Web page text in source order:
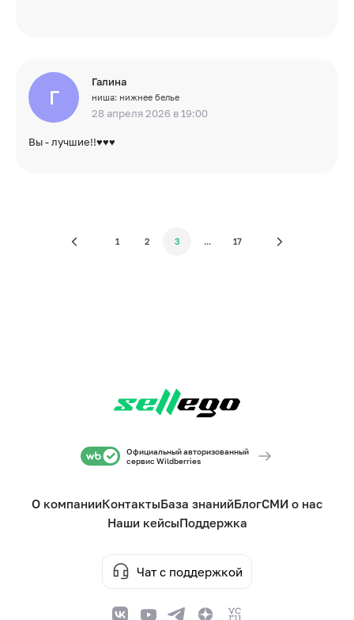
Г
Галина
ниша: нижнее белье
28 апреля 2026 в 19:00
Вы - лучшие!!♥️♥️♥️
1 2 3 ... 17
Официальный авторизованный
сервис Wildberries
О компанииКонтактыБаза знанийБлогСМИ о нас
Наши кейсыПоддержка
Чат с поддержкой